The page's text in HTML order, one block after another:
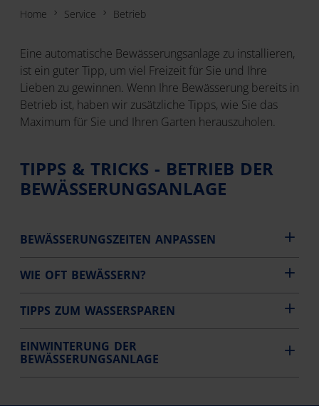
Home Service Betrieb
Eine automatische Bewässerungsanlage zu installieren,
ist ein guter Tipp, um viel Freizeit für Sie und Ihre
Lieben zu gewinnen. Wenn Ihre Bewässerung bereits in
Betrieb ist, haben wir zusätzliche Tipps, wie Sie das
Maximum für Sie und Ihren Garten herauszuholen.
TIPPS & TRICKS - BETRIEB DER
BEWÄSSERUNGSANLAGE
BEWÄSSERUNGSZEITEN ANPASSEN
WIE OFT BEWÄSSERN?
TIPPS ZUM WASSERSPAREN
EINWINTERUNG DER
BEWÄSSERUNGSANLAGE